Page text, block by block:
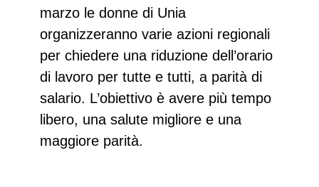
marzo le donne di Unia
organizzeranno varie azioni regionali
per chiedere una riduzione dell’orario
di lavoro per tutte e tutti, a parità di
salario. L’obiettivo è avere più tempo
libero, una salute migliore e una
maggiore parità.